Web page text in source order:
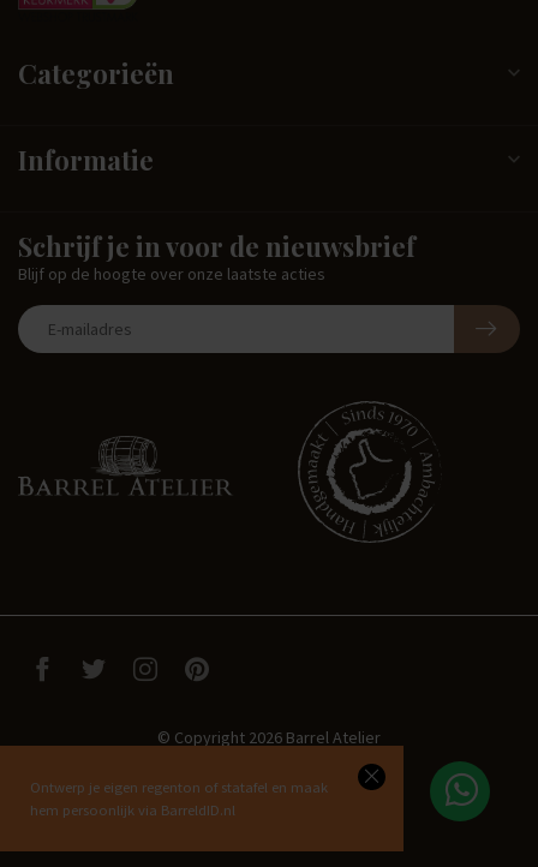
Ontwerp je eigen regenton of statafel en maak
hem persoonlijk via BarreldID.nl
Categorieën
Informatie
Schrijf je in voor de nieuwsbrief
Blijf op de hoogte over onze laatste acties
© Copyright 2026 Barrel Atelier